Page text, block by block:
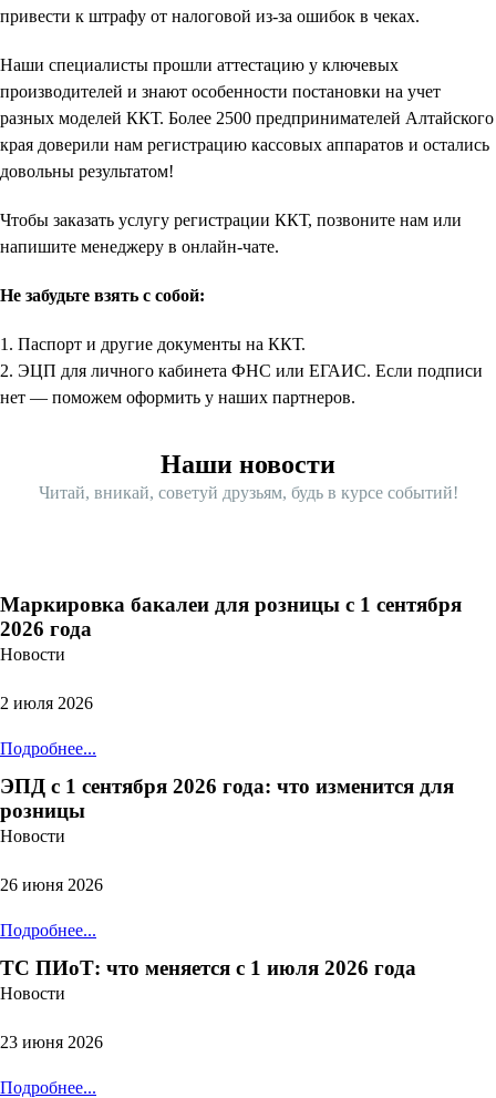
привести к штрафу от налоговой из-за ошибок в чеках.
Наши специалисты прошли аттестацию у ключевых
производителей и знают особенности постановки на учет
разных моделей ККТ. Более 2500 предпринимателей Алтайского
края доверили нам регистрацию кассовых аппаратов и остались
довольны результатом!
Чтобы заказать услугу регистрации ККТ, позвоните нам или
напишите менеджеру в онлайн-чате.
Не забудьте взять с собой:
1. Паспорт и другие документы на ККТ.
2. ЭЦП для личного кабинета ФНС или ЕГАИС. Если подписи
нет — поможем оформить у наших партнеров.
Наши новости
Читай, вникай, советуй друзьям, будь в курсе событий!
Маркировка бакалеи для розницы с 1 сентября
2026 года
Новости
2 июля 2026
Подробнее...
ЭПД с 1 сентября 2026 года: что изменится для
розницы
Новости
26 июня 2026
Подробнее...
ТС ПИоТ: что меняется с 1 июля 2026 года
Новости
23 июня 2026
Подробнее...